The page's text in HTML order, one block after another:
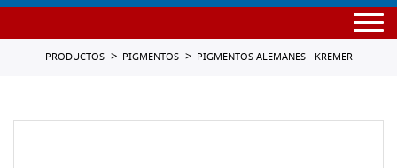
PRODUCTOS PIGMENTOS PIGMENTOS ALEMANES - KREMER